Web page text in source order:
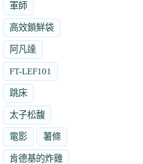
軍師
高效鎖鮮袋
阿凡達
FT-LEF101
跳床
太子松馥
電影 薯條
肯德基的炸雞